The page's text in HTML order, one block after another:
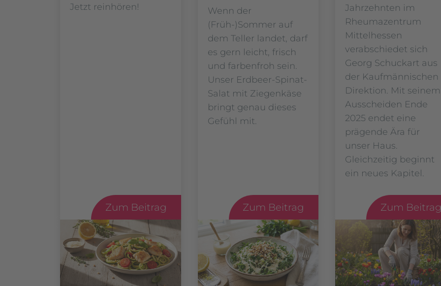
Jetzt reinhören!
Zum Beitrag
Wenn der
(Früh-)Sommer auf
dem Teller landet, darf
es gern leicht, frisch
und farbenfroh sein.
Unser Erdbeer-Spinat-
Salat mit Ziegenkäse
bringt genau dieses
Gefühl mit.
Zum Beitrag
Jahrzehnten im
Rheumazentrum
Mittelhessen
verabschiedet sich
Georg Schuckart aus
der Kaufmännischen
Direktion. Mit seinem
Ausscheiden Ende
2025 endet eine
prägende Ära für
unser Haus.
Gleichzeitig beginnt
ein neues Kapitel.
Zum